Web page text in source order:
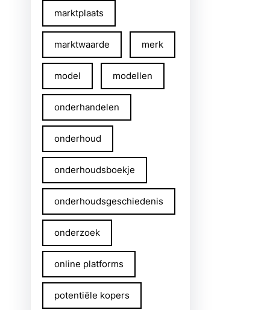
marktplaats
marktwaarde merk
model modellen
onderhandelen
onderhoud
onderhoudsboekje
onderhoudsgeschiedenis
onderzoek
online platforms
potentiële kopers